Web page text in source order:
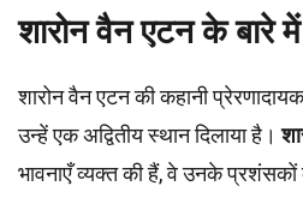
शारोन वैन एटन के बारे
शारोन वैन एटन की कहानी
उन्हें एक अद्वितीय स्थान दिलाया है।
भावनाएँ व्यक्त की हैं, वे उनके